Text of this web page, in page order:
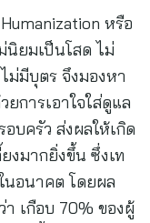
หรือ
ยมเป็นโสด ไม่
ม่มีบุตร จึงมองหา
การเอาใจใส่ดูแล
บครัว ส่งผลให้เกิด
งมากยิ่งขึ้น ซึ่งเท
นอนาคต โดยผล
า เกือบ 70% ของผู้